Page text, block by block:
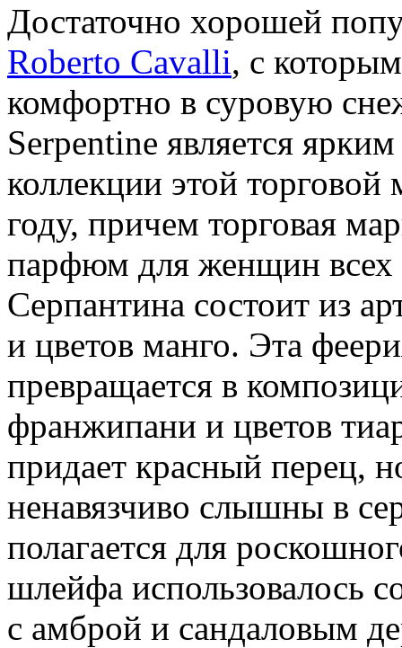
Достаточно хорошей
Roberto Cavalli, с
комфортно в суровую
Serpentine является
коллекции этой
году, причем торговая
парфюм для женщин всех
Серпантина состоит из
и цветов манго. Эта
превращается в
франжипани и цветов
придает красный перец,
ненавязчиво слышны в
полагается для
шлейфа использовалось
с амброй и сандаловым